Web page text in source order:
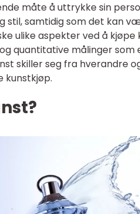
måte å uttrykke sin
stil, samtidig som det kan
ulike aspekter ved å
quantitative målinger som
skiller seg fra hverandre
kunstkjøp.